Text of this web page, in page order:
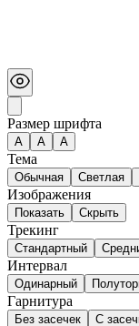
Размер шрифта
А A A
Тема
Обычная Светлая
Изображения
Показать Скрыть
Трекинг
Стандартный
Интервал
Одинарный
Гарнитура
Без засечек
С